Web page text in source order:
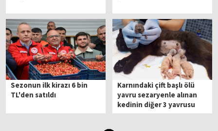
Sezonun ilk kirazı 6 bin
TL'den satıldı
Karnındaki çift başlı ölü
yavru sezaryenle alınan
kedinin diğer 3 yavrusu
kurtarıldı